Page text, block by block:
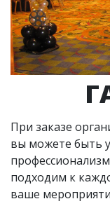
При заказе
вы можете быть
подходим к
ваше